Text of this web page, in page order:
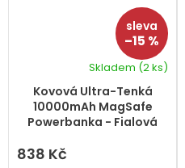
–15 %
Kovová Ultra-Tenká
10000mAh MagSafe
Powerbanka - Fialová
Skladem (2 ks)
838 Kč